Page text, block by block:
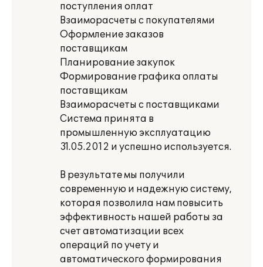
поступления оплат
Взаиморасчеты с покупателями
Оформление заказов
поставщикам
Планирование закупок
Формирование графика оплаты
поставщикам
Взаиморасчеты с поставщиками
Система принята в
промышленную эксплуатацию
31.05.2012 и успешно используется.
В результате мы получили
современную и надежную систему,
которая позволила нам повысить
эффективность нашей работы за
счет автоматизации всех
операций по учету и
автоматического формирования